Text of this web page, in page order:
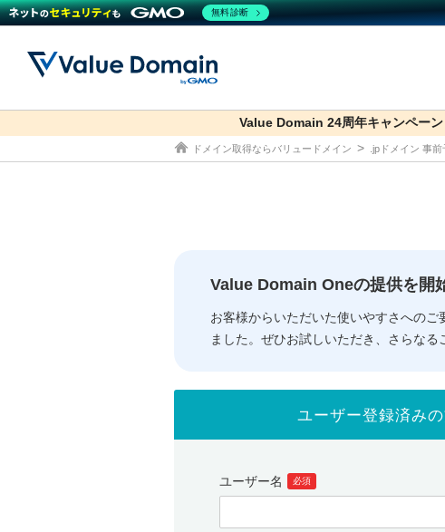
ドメイン ドメイン検索
人気ドメイン
レンタルサーバー コアサーバー
セキュリティ Value
サービス お得意様割引
従来のバリュードメイ
従来のバリュードメイ
Value Domain 24周年キャンペーン
co.jpドメイン✕
ドメイン取得ならバリュードメイン .jpドメイン 事
Value Domain Oneの提供を開
お客様からいただいた使いやすさへの
ました。ぜひお試しいただき、さらなる
ユーザー登録済み
ユーザー名 必須
無料診断